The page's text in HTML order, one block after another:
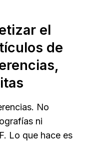
el
de
No
ni
Lo que hace es